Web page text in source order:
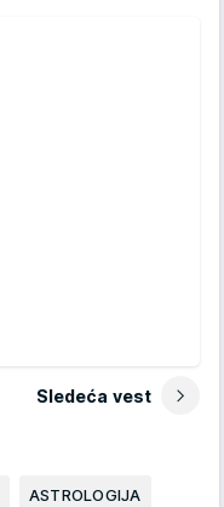
Sledeća vest
ASTROLOGIJA